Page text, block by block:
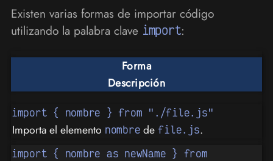
Existen varias formas de importar código
utilizando la palabra clave import:
Forma
Descripción
import { nombre } from "./file.js"
Importa el elemento nombre defile.js.
import { nombre as newName } from